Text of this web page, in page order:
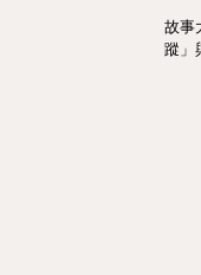
故事
蹤」